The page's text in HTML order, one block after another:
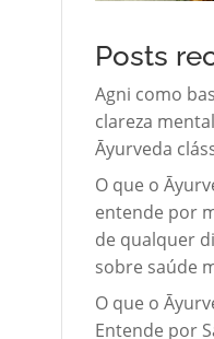
Posts
Agni como
clareza
Āyurveda
O que o
entende por
de qualquer
sobre saúde
O que o
Entende por